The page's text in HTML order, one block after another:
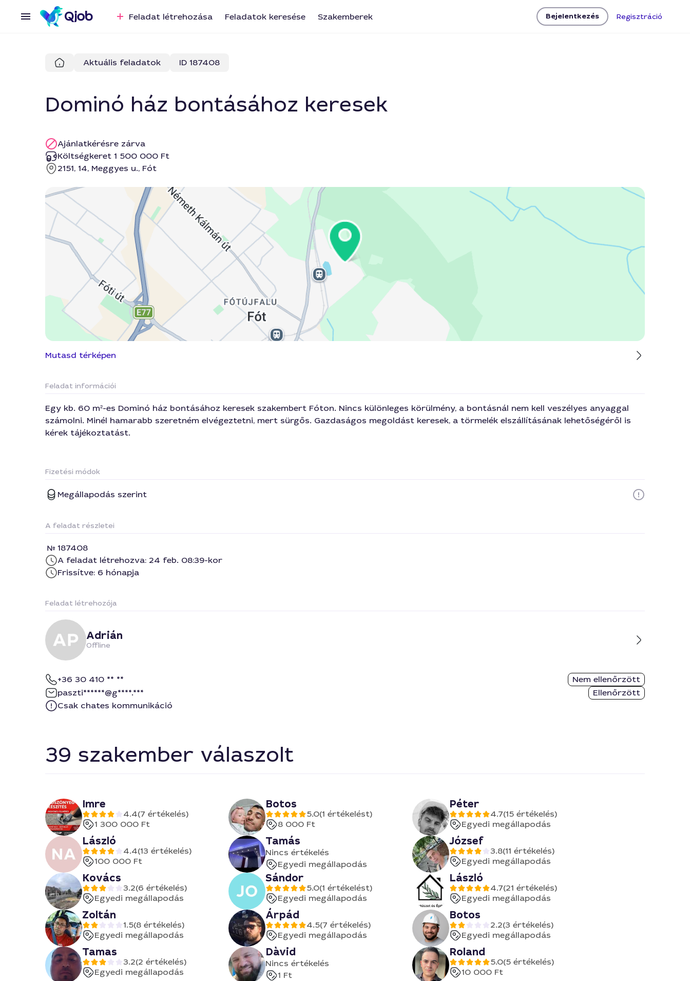
Feladat létrehozása Feladatok keresése Szakemberek Bejelentkezés Regisztráció
Aktuális feladatok ID 187408
Dominó ház bontásához keresek
Ajánlatkérésre zárva
Költségkeret 1 500 000 Ft
2151, 14, Meggyes u., Fót
Mutasd térképen
Feladat információi
Egy kb. 60 m²-es Dominó ház bontásához keresek szakembert Fóton. Nincs különleges körülmény, a bontásnál nem kell veszélyes anyaggal
számolni. Minél hamarabb szeretném elvégeztetni, mert sürgős. Gazdaságos megoldást keresek, a törmelék elszállításának lehetőségéről is
kérek tájékoztatást.
Fizetési módok
Megállapodás szerint
A feladat részletei
187408
A feladat létrehozva: 24 feb. 08:39-kor
Frissítve: 6 hónapja
Feladat létrehozója
Adrián
Offline
+36 30 410 ** **
Nem ellenőrzött
paszti******@g****.***
Ellenőrzött
Csak chates kommunikáció
39 szakember válaszolt
Imre
4.4(7 értékelés)
1 300 000 Ft
Botos
5.0(1 értékelést)
8 000 Ft
Péter
4.7(15 értékelés)
Egyedi megállapodás
László
4.4(13 értékelés)
100 000 Ft
Tamás
Nincs értékelés
Egyedi megállapodás
József
3.8(11 értékelés)
Egyedi megállapodás
Kovács
3.2(6 értékelés)
Egyedi megállapodás
Sándor
5.0(1 értékelést)
Egyedi megállapodás
László
4.7(21 értékelés)
Egyedi megállapodás
Zoltán
1.5(8 értékelés)
Egyedi megállapodás
Árpád
4.5(7 értékelés)
Egyedi megállapodás
Botos
2.2(3 értékelés)
Egyedi megállapodás
Tamas
3.2(2 értékelés)
Egyedi megállapodás
Dàvid
Nincs értékelés
1 Ft
Roland
5.0(5 értékelés)
10 000 Ft